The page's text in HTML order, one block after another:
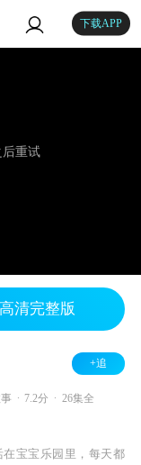
下载APP
重试
清完整版
+追
7.2分 26集全
宝宝乐园里，每天都